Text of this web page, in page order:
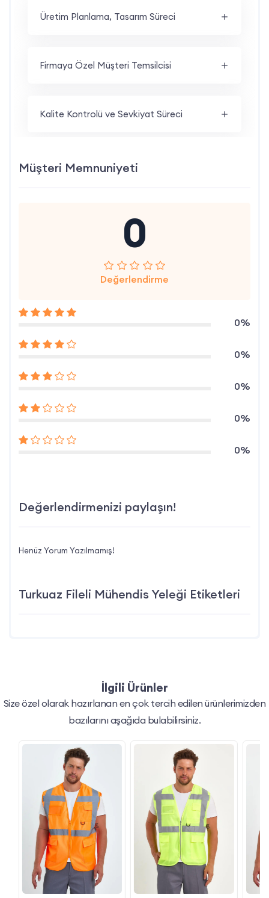
Üretim Planlama, Tasarım Süreci
Firmaya Özel Müşteri Temsilcisi
Kalite Kontrolü ve Sevkiyat Süreci
Müşteri Memnuniyeti
0
Değerlendirme
0%
0%
0%
0%
0%
Değerlendirmenizi paylaşın!
Henüz Yorum Yazılmamış!
Turkuaz Fileli Mühendis Yeleği Etiketleri
İlgili Ürünler
Size özel olarak hazırlanan en çok tercih edilen ürünlerimizden
bazılarını aşağıda bulabilirsiniz.